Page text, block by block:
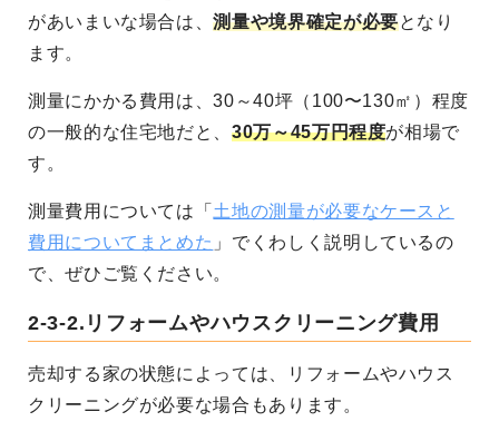
があいまいな場合は、測量や境界確定が必要となり
ます。
測量にかかる費用は、30～40坪（100〜130㎡）程度
の一般的な住宅地だと、30万～45万円程度が相場で
す。
測量費用については「 土地の測量が必要なケースと
費用についてまとめた 」でくわしく説明しているの
で、ぜひご覧ください。
2-3-2.リフォームやハウスクリーニング費用
売却する家の状態によっては、リフォームやハウス
クリーニングが必要な場合もあります。